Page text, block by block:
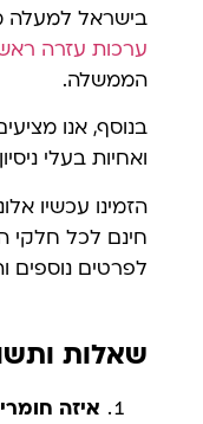
בישראל למעלה מ-20 שנה. אנו מתמחים בשיווק אלונקות צבאיות איכותיות,
ערכות עזרה
הממשלה.
בנוסף, אנו
ואחיות בעלי
הזמינו עכשיו
חינם לכל חלקי
לפרטים נוספים
שאלות
איזה